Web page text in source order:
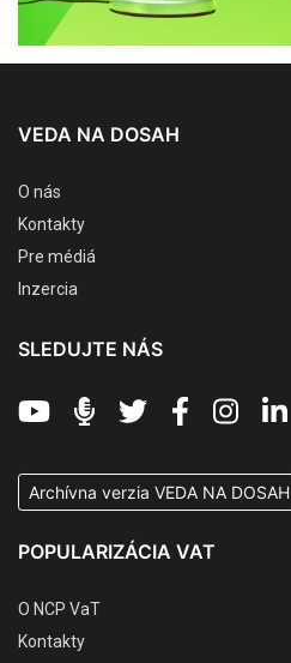
VEDA NA DOSAH
O nás
Kontakty
Pre médiá
Inzercia
SLEDUJTE NÁS
Archívna verzia VEDA NA DOSAH
POPULARIZÁCIA VAT
O NCP VaT
Kontakty